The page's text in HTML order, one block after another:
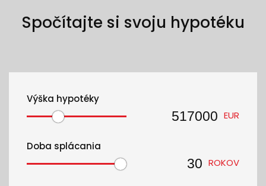
Spočítajte si svoju hypotéku
Výška hypotéky
EUR
Doba splácania
ROKOV